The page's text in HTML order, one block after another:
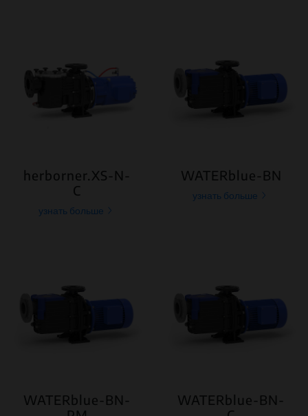
herborner.XS-N-
C
узнать больше
WATERblue-BN
узнать больше
WATERblue-BN-
WATERblue-BN-